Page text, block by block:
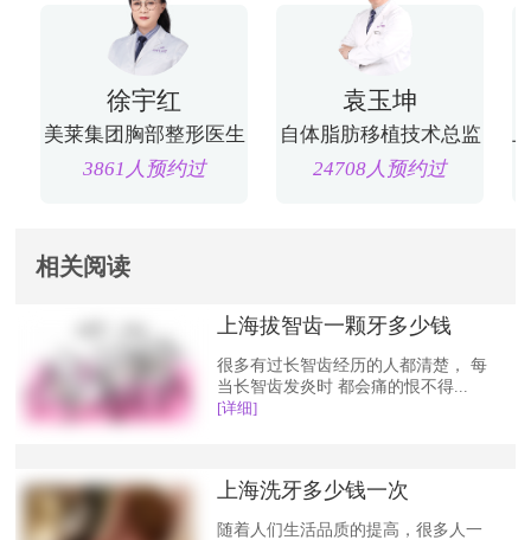
徐宇红
美莱集团胸部整形医生
3861人预约过
袁玉坤
自体脂肪移植技术总监
24708人预约过
相关阅读
上海拔智齿一颗牙多少钱
很多有过长智齿经历的人都清楚， 每
当长智齿发炎时 都会痛的恨不得...
[详细]
上海洗牙多少钱一次
随着人们生活品质的提高，很多人一